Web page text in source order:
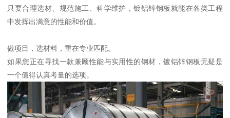
只要合理选材、规范施工、科学维护，镀铝锌钢板就能在各类工程
中发挥出满意的性能和价值。
做项目，选材料，重在专业匹配。
如果您正在寻找一款兼顾性能与实用性的钢材，镀铝锌钢板无疑是
一个值得认真考量的选项。